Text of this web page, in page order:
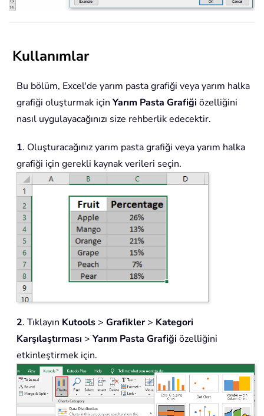
Kullanımlar
Bu bölüm, Excel'de yarım pasta grafiği veya yarım halka
grafiği oluşturmak için Yarım Pasta Grafiği özelliğini
nasıl uygulayacağınızı size rehberlik edecektir.
1. Oluşturacağınız yarım pasta grafiği veya yarım halka
grafiği için gerekli kaynak verileri seçin.
2. Tıklayın Kutools > Grafikler> Kategori
Karşılaştırması > Yarım Pasta Grafiği özelliğini
etkinleştirmek için.